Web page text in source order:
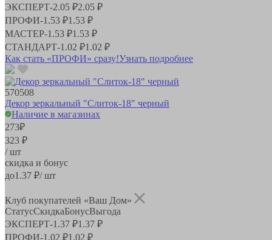
ЭКСПЕРТ-2.05 ₽2.05 ₽
ПРОФИ-1.53 ₽1.53 ₽
МАСТЕР-1.53 ₽1.53 ₽
СТАНДАРТ-1.02 ₽1.02 ₽
Как стать «ПРОФИ» сразу!Узнать подробнее
570508
Декор зеркальный "Слиток-18" черный
Наличие в магазинах
273₽
323 ₽
/ шт
скидка и бонус
до1.37 ₽/ шт
Клуб покупателей «Ваш Дом»
СтатусСкидкаБонусВыгода
ЭКСПЕРТ-1.37 ₽1.37 ₽
ПРОФИ-1.02 ₽1.02 ₽